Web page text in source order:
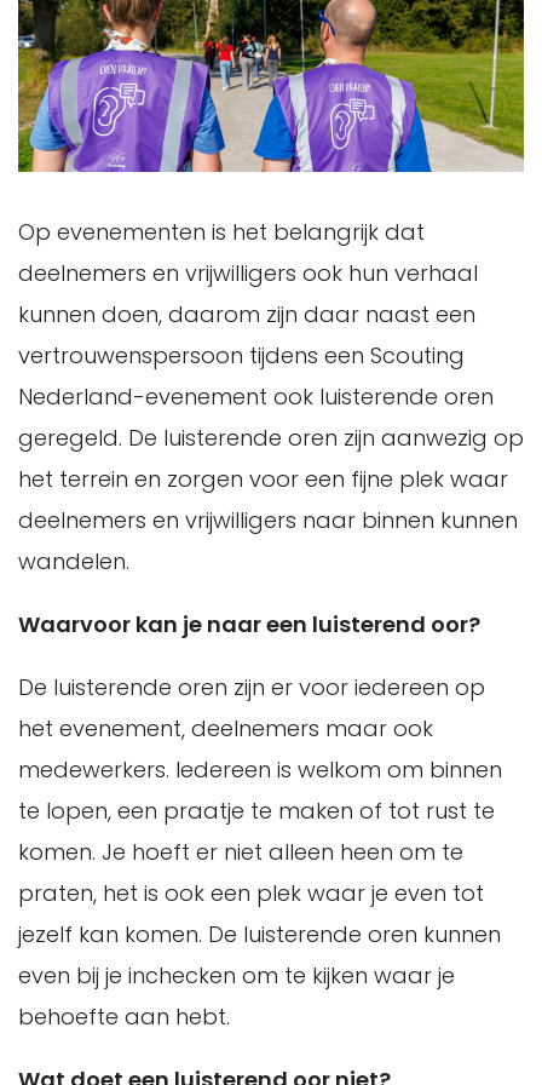
Op evenementen is het belangrijk dat
deelnemers en vrijwilligers ook hun verhaal
kunnen doen, daarom zijn daar naast een
vertrouwenspersoon tijdens een Scouting
Nederland-evenement ook luisterende oren
geregeld. De luisterende oren zijn aanwezig op
het terrein en zorgen voor een fijne plek waar
deelnemers en vrijwilligers naar binnen kunnen
wandelen.
Waarvoor kan je naar een luisterend oor?
De luisterende oren zijn er voor iedereen op
het evenement, deelnemers maar ook
medewerkers. Iedereen is welkom om binnen
te lopen, een praatje te maken of tot rust te
komen. Je hoeft er niet alleen heen om te
praten, het is ook een plek waar je even tot
jezelf kan komen. De luisterende oren kunnen
even bij je inchecken om te kijken waar je
behoefte aan hebt.